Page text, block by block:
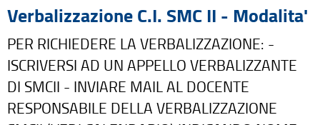
Verbalizzazione C.I. SMC II - Modalita'
PER RICHIEDERE LA VERBALIZZAZIONE: -
ISCRIVERSI AD UN APPELLO VERBALIZZANTE
DI SMCII - INVIARE MAIL AL DOCENTE
RESPONSABILE DELLA VERBALIZZAZIONE